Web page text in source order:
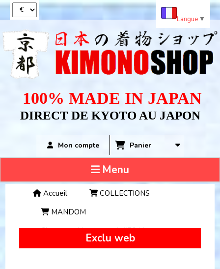
100% MADE IN JAPAN
DIRECT DE KYOTO AU JAPON
Mon compte Panier
Menu
Accueil
COLLECTIONS
MANDOM
Chaussure Mandom noir #56 Marugo
Exclu web
Langue ▼
Panneau de gestion des cookies